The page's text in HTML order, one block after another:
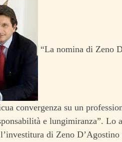
“La nomina di Zeno
convergenza su un
e lungimiranza”. Lo
di Zeno